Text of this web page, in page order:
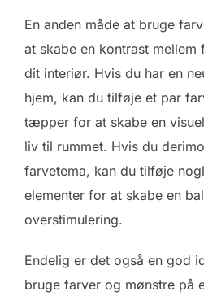
En anden måde at bruge
at skabe en kontrast mellem
dit interiør. Hvis du har en
hjem, kan du tilføje et par
tæpper for at skabe en
liv til rummet. Hvis du
farvetema, kan du tilføje
elementer for at skabe en
overstimulering.
Endelig er det også en god
bruge farver og mønstre på